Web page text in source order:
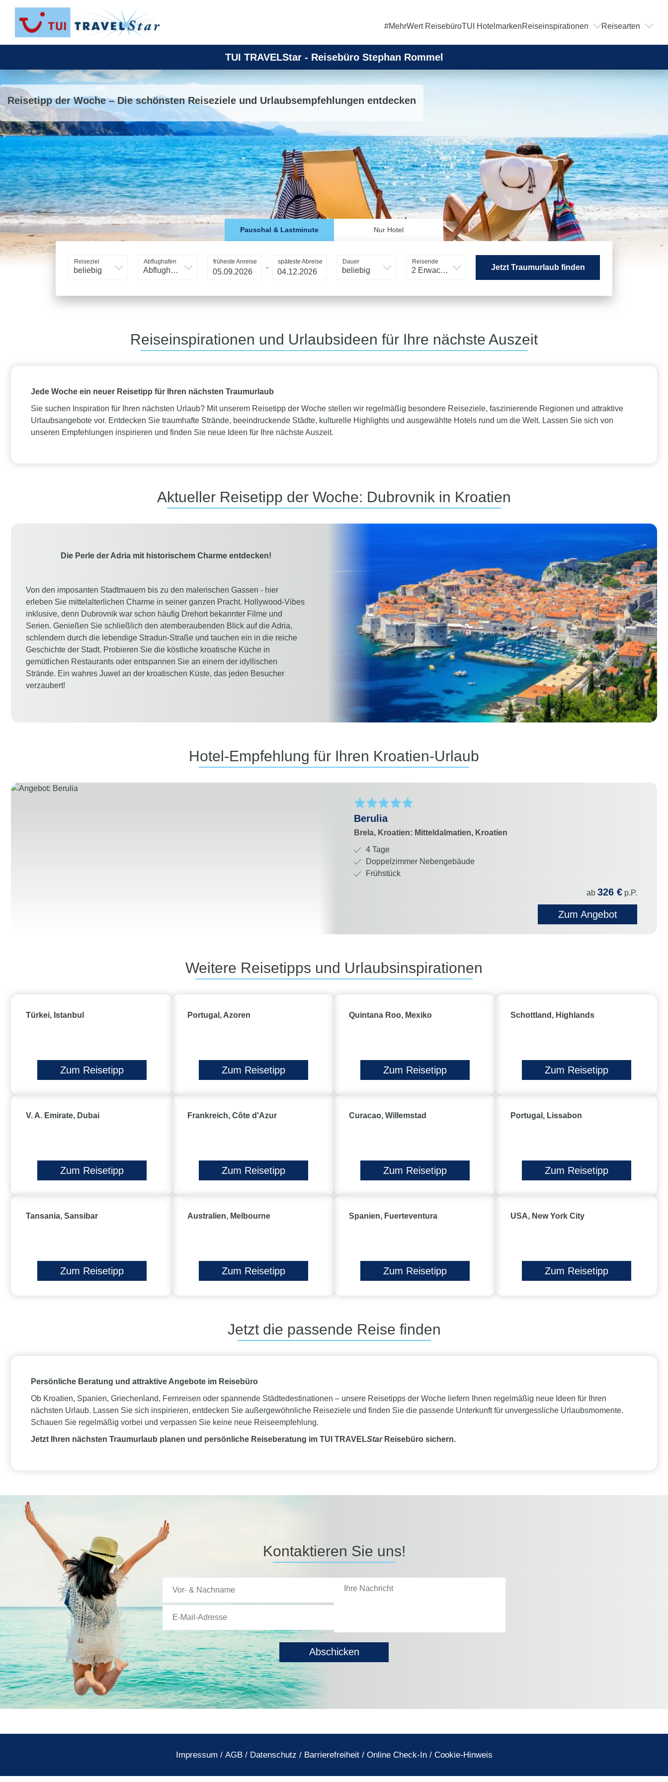
#MehrWert ReisebüroTUI HotelmarkenReiseinspirationen Reisearten
TUI TRAVELStar - Reisebüro Stephan Rommel
Reisetipp der Woche – Die schönsten Reiseziele und Urlaubsempfehlungen entdecken
Pauschal & Lastminute Nur Hotel
Reiseziel
beliebig
Abflughafen
Abflughafen
früheste Anreise
-
späteste Abreise Dauer
beliebig
Reisende
2 Erwachsene Jetzt Traumurlaub finden
Reiseinspirationen und Urlaubsideen für Ihre nächste Auszeit
Jede Woche ein neuer Reisetipp für Ihren nächsten Traumurlaub
Sie suchen Inspiration für Ihren nächsten Urlaub? Mit unserem Reisetipp der Woche stellen wir regelmäßig besondere Reiseziele, faszinierende Regionen und attraktive
Urlaubsangebote vor. Entdecken Sie traumhafte Strände, beeindruckende Städte, kulturelle Highlights und ausgewählte Hotels rund um die Welt. Lassen Sie sich von
unseren Empfehlungen inspirieren und finden Sie neue Ideen für Ihre nächste Auszeit.
Aktueller Reisetipp der Woche: Dubrovnik in Kroatien
Die Perle der Adria mit historischem Charme entdecken!
Von den imposanten Stadtmauern bis zu den malerischen Gassen - hier
erleben Sie mittelalterlichen Charme in seiner ganzen Pracht. Hollywood-Vibes
inklusive, denn Dubrovnik war schon häufig Drehort bekannter Filme und
Serien. Genießen Sie schließlich den atemberaubenden Blick auf die Adria,
schlendern durch die lebendige Stradun-Straße und tauchen ein in die reiche
Geschichte der Stadt. Probieren Sie die köstliche kroatische Küche in
gemütlichen Restaurants oder entspannen Sie an einem der idyllischen
Strände. Ein wahres Juwel an der kroatischen Küste, das jeden Besucher
verzaubert!
Hotel-Empfehlung für Ihren Kroatien-Urlaub
Berulia
Brela, Kroatien: Mitteldalmatien, Kroatien
D
a
u
4 Tage
Z
i
t
:
Doppelzimmer Nebengebäude
V
l
u
n
Frühstück
ab 326 € p.P.
Zum Angebot
Weitere Reisetipps und Urlaubsinspirationen
Türkei, Istanbul
Zum Reisetipp
Portugal, Azoren
Zum Reisetipp
Quintana Roo, Mexiko
Zum Reisetipp
Schottland, Highlands
Zum Reisetipp
V. A. Emirate, Dubai
Zum Reisetipp
Frankreich, Côte d'Azur
Zum Reisetipp
Curacao, Willemstad
Zum Reisetipp
Portugal, Lissabon
Zum Reisetipp
Tansania, Sansibar
Zum Reisetipp
Australien, Melbourne
Zum Reisetipp
Spanien, Fuerteventura
Zum Reisetipp
USA, New York City
Zum Reisetipp
Jetzt die passende Reise finden
Persönliche Beratung und attraktive Angebote im Reisebüro
Ob Kroatien, Spanien, Griechenland, Fernreisen oder spannende Städtedestinationen – unsere Reisetipps der Woche liefern Ihnen regelmäßig neue Ideen für Ihren
nächsten Urlaub. Lassen Sie sich inspirieren, entdecken Sie außergewöhnliche Reiseziele und finden Sie die passende Unterkunft für unvergessliche Urlaubsmomente.
Schauen Sie regelmäßig vorbei und verpassen Sie keine neue Reiseempfehlung.
Jetzt Ihren nächsten Traumurlaub planen und persönliche Reiseberatung im TUI TRAVELStar Reisebüro sichern.
Kontaktieren Sie uns!
Impressum / AGB / Datenschutz / Barrierefreiheit / Online Check-In / Cookie-Hinweis